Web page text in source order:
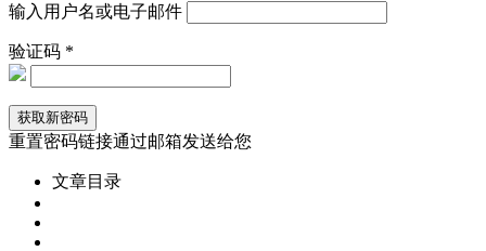
输入用户名或电子邮件
验证码 *
重置密码链接通过邮箱发送给您
文章目录